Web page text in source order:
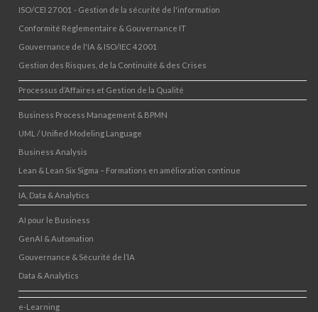
ISO/CEI 27001 - Gestion de la sécurité de l'information
Conformité Réglementaire & Gouvernance IT
Gouvernance de l'IA & ISO/IEC 42001
Gestion des Risques, de la Continuité & des Crises
Processus d’Affaires et Gestion de la Qualité
Business Process Management & BPMN
UML / Unified Modeling Language
Business Analysis
Lean & Lean Six Sigma – Formations en amélioration continue
IA, Data & Analytics
AI pour le Business
GenAI & Automation
Gouvernance & Sécurité de l’IA
Data & Analytics
e-Learning